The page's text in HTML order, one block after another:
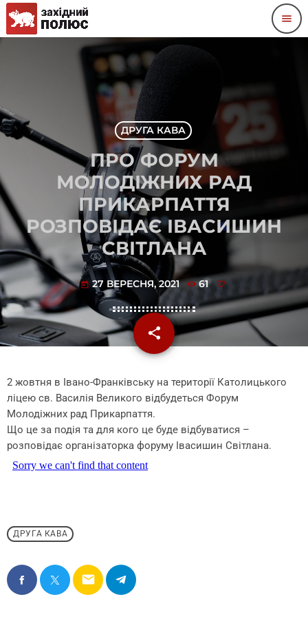
menu
ДРУГА КАВА
ПРО ФОРУМ
МОЛОДІЖНИХ РАД
ПРИКАРПАТТЯ
РОЗПОВІДАЄ ІВАСИШИН
СВІТЛАНА
today 27 ВЕРЕСНЯ, 2021 61
share
email
2 жовтня в Івано-Франківську на території Католицького
ліцею св. Василія Великого відбудеться Форум
Молодіжних рад Прикарпаття.
Що це за подія та для кого це буде відбуватися –
розповідає організаторка форуму Івасишин Світлана.
ДРУГА КАВА
email